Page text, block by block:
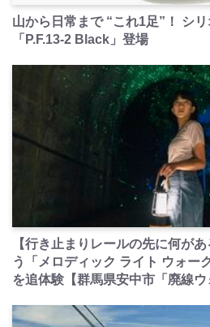
山から日常まで “これ1足”！ シ
「P.F.13-2 Black」登場
【行き止まりレールの先に何が
う「メロディック ライト ウォー
を追体験【群馬県安中市「廃線ウ